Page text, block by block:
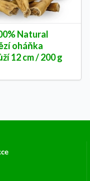
Natural
oháňka
12 cm / 200 g